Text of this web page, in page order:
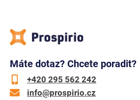
Máte dotaz? Chcete poradit?
+420 295 562 242
info@prospirio.cz